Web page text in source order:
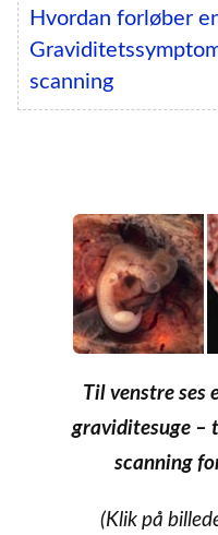
Hvordan forløber
scanning
Til venstre ses
graviditesuge –
scanning
(Klik på